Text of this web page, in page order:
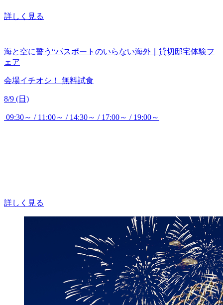
詳しく見る
海と空に誓う“パスポートのいらない海外｜貸切邸宅体験フ
ェア
会場イチオシ！ 無料試食
8/9 (日)
09:30～ / 11:00～ / 14:30～ / 17:00～ / 19:00～
詳しく見る